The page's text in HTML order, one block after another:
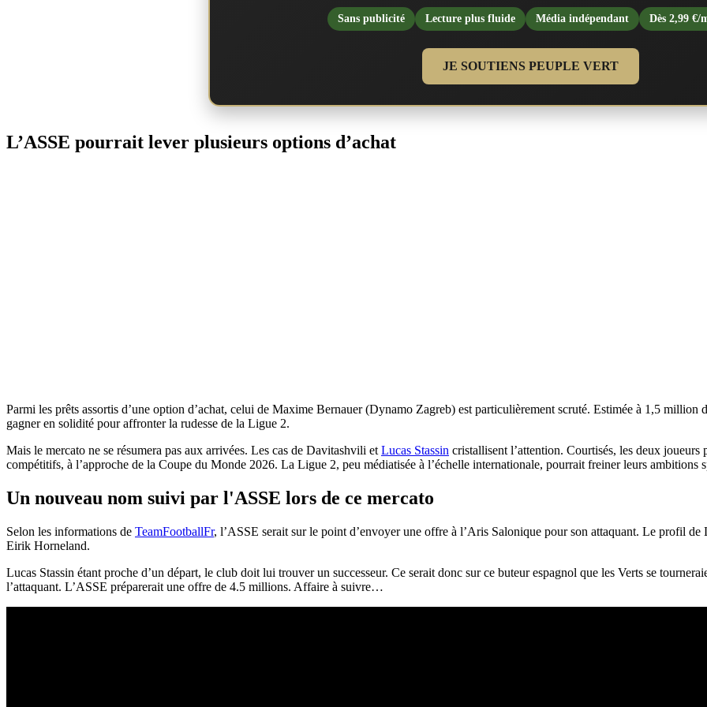
Sans publicité Lecture plus fluide Média indépendant Dès 2,99 €/
JE SOUTIENS PEUPLE VERT
L’ASSE pourrait lever plusieurs options d’achat
Parmi les prêts assortis d’une option d’achat, celui de Maxime Bernauer (Dynamo Zagreb) est particulièrement scruté. Estimée à 1,5
gagner en solidité pour affronter la rudesse de la Ligue 2.
Mais le mercato ne se résumera pas aux arrivées. Les cas de Davitashvili et Lucas Stassin cristallisent l’attention. Courtisés, les deux
compétitifs, à l’approche de la Coupe du Monde 2026. La Ligue 2, peu médiatisée à l’échelle internationale, pourrait freiner leurs ambitions
Un nouveau nom suivi par l'ASSE lors de ce mercato
Selon les informations de TeamFootballFr, l’ASSE serait sur le point d’envoyer une offre à l’Aris Salonique pour son attaquant. Le profil
Eirik Horneland.
Lucas Stassin étant proche d’un départ, le club doit lui trouver un successeur. Ce serait donc sur ce buteur espagnol que les Verts se
l’attaquant. L’ASSE préparerait une offre de 4.5 millions. Affaire à suivre…